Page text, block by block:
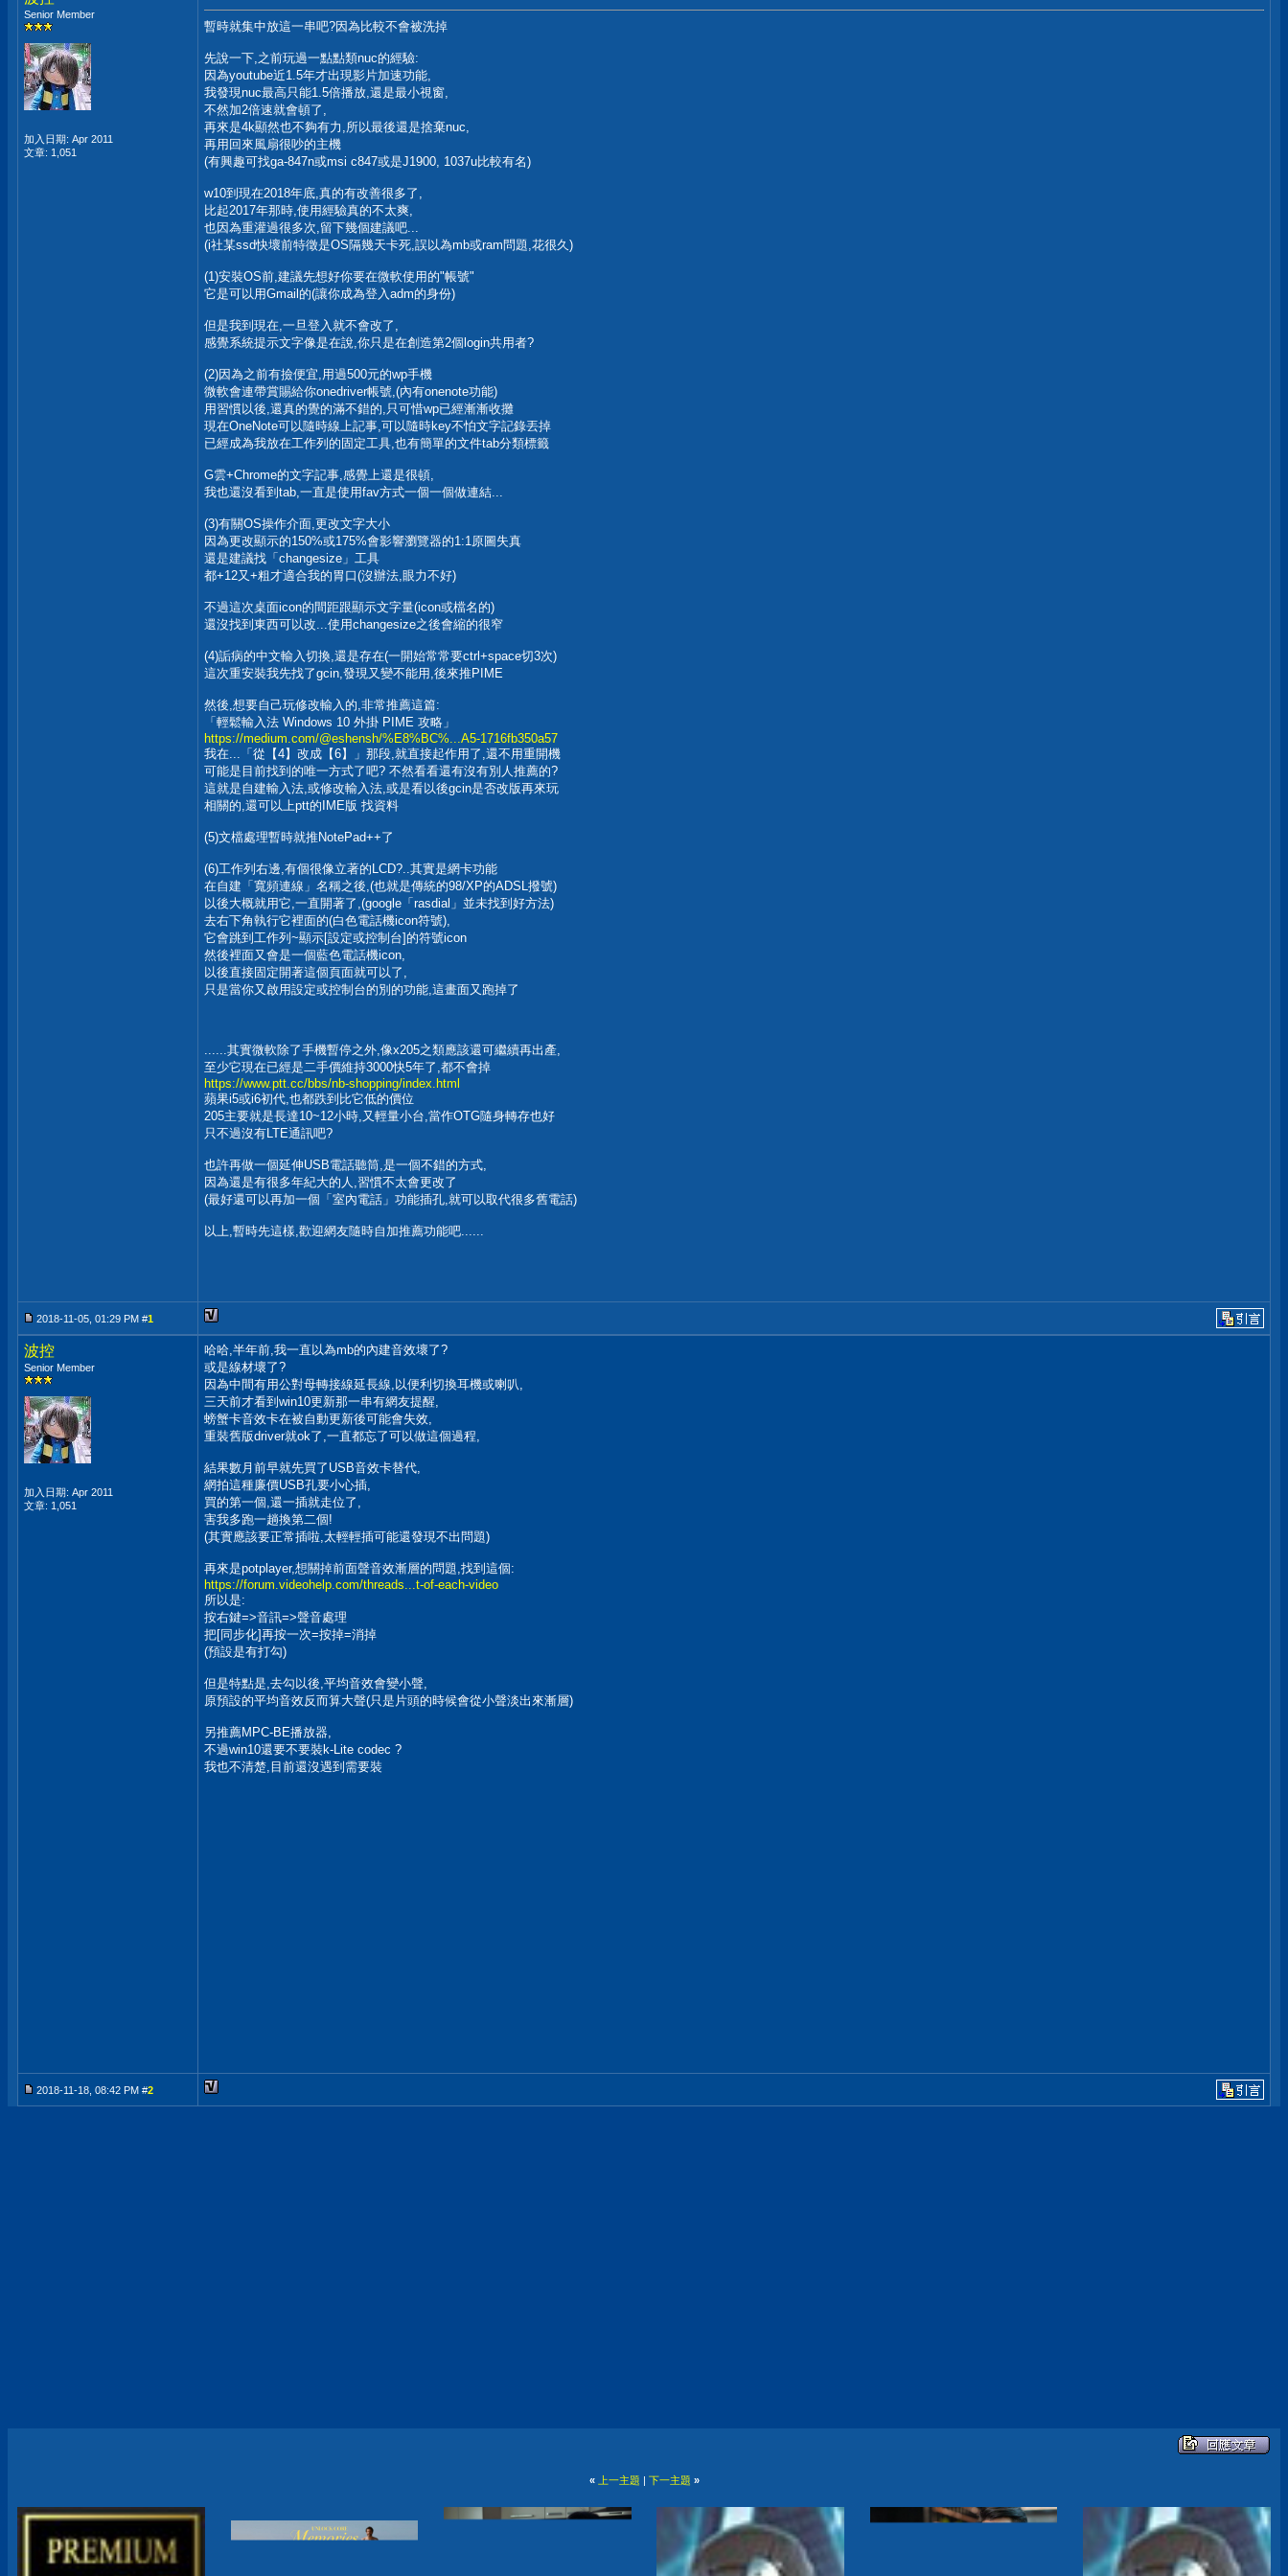
Senior Member
加入日期: Apr 2011
文章: 1,051
暫時就集中放這一串吧?因為比較不會被洗掉
先說一下,之前玩過一點點類nuc的經驗:
因為youtube近1.5年才出現影片加速功能,
我發現nuc最高只能1.5倍播放,還是最小視窗,
不然加2倍速就會頓了,
再來是4k顯然也不夠有力,所以最後還是捨棄nuc,
再用回來風扇很吵的主機
(有興趣可找ga-847n或msi c847或是J1900, 1037u比較有名)
w10到現在2018年底,真的有改善很多了,
比起2017年那時,使用經驗真的不太爽,
也因為重灌過很多次,留下幾個建議吧...
(i社某ssd快壞前特徵是OS隔幾天卡死,誤以為mb或ram問題,花很久)
(1)安裝OS前,建議先想好你要在微軟使用的"帳號"
它是可以用Gmail的(讓你成為登入adm的身份)
但是我到現在,一旦登入就不會改了,
感覺系統提示文字像是在說,你只是在創造第2個login共用者?
(2)因為之前有撿便宜,用過500元的wp手機
微軟會連帶賞賜給你onedriver帳號,(內有onenote功能)
用習慣以後,還真的覺的滿不錯的,只可惜wp已經漸漸收攤
現在OneNote可以隨時線上記事,可以隨時key不怕文字記錄丟掉
已經成為我放在工作列的固定工具,也有簡單的文件tab分類標籤
G雲+Chrome的文字記事,感覺上還是很頓,
我也還沒看到tab,一直是使用fav方式一個一個做連結...
(3)有關OS操作介面,更改文字大小
因為更改顯示的150%或175%會影響瀏覽器的1:1原圖失真
還是建議找「changesize」工具
都+12又+粗才適合我的胃口(沒辦法,眼力不好)
不過這次桌面icon的間距跟顯示文字量(icon或檔名的)
還沒找到東西可以改...使用changesize之後會縮的很窄
(4)詬病的中文輸入切換,還是存在(一開始常常要ctrl+space切3次)
這次重安裝我先找了gcin,發現又變不能用,後來推PIME
然後,想要自己玩修改輸入的,非常推薦這篇:
「輕鬆輸入法 Windows 10 外掛 PIME 攻略」
https://medium.com/@eshensh/%E8%BC%...A5-1716fb350a57
我在...「從【4】改成【6】」那段,就直接起作用了,還不用重開機
可能是目前找到的唯一方式了吧? 不然看看還有沒有別人推薦的?
這就是自建輸入法,或修改輸入法,或是看以後gcin是否改版再來玩
相關的,還可以上ptt的IME版 找資料
(5)文檔處理暫時就推NotePad++了
(6)工作列右邊,有個很像立著的LCD?..其實是網卡功能
在自建「寬頻連線」名稱之後,(也就是傳統的98/XP的ADSL撥號)
以後大概就用它,一直開著了,(google「rasdial」並未找到好方法)
去右下角執行它裡面的(白色電話機icon符號),
它會跳到工作列~顯示[設定或控制台]的符號icon
然後裡面又會是一個藍色電話機icon,
以後直接固定開著這個頁面就可以了,
只是當你又啟用設定或控制台的別的功能,這畫面又跑掉了
......其實微軟除了手機暫停之外,像x205之類應該還可繼續再出產,
至少它現在已經是二手價維持3000快5年了,都不會掉
https://www.ptt.cc/bbs/nb-shopping/index.html
蘋果i5或i6初代,也都跌到比它低的價位
205主要就是長達10~12小時,又輕量小台,當作OTG隨身轉存也好
只不過沒有LTE通訊吧?
也許再做一個延伸USB電話聽筒,是一個不錯的方式,
因為還是有很多年紀大的人,習慣不太會更改了
(最好還可以再加一個「室內電話」功能插孔,就可以取代很多舊電話)
以上,暫時先這樣,歡迎網友隨時自加推薦功能吧......
2018-11-05, 01:29 PM #1
波控
Senior Member
加入日期: Apr 2011
文章: 1,051
哈哈,半年前,我一直以為mb的內建音效壞了?
或是線材壞了?
因為中間有用公對母轉接線延長線,以便利切換耳機或喇叭,
三天前才看到win10更新那一串有網友提醒,
螃蟹卡音效卡在被自動更新後可能會失效,
重裝舊版driver就ok了,一直都忘了可以做這個過程,
結果數月前早就先買了USB音效卡替代,
網拍這種廉價USB孔要小心插,
買的第一個,還一插就走位了,
害我多跑一趟換第二個!
(其實應該要正常插啦,太輕輕插可能還發現不出問題)
再來是potplayer,想關掉前面聲音效漸層的問題,找到這個:
https://forum.videohelp.com/threads...t-of-each-video
所以是:
按右鍵=>音訊=>聲音處理
把[同步化]再按一次=按掉=消掉
(預設是有打勾)
但是特點是,去勾以後,平均音效會變小聲,
原預設的平均音效反而算大聲(只是片頭的時候會從小聲淡出來漸層)
另推薦MPC-BE播放器,
不過win10還要不要裝k-Lite codec ?
我也不清楚,目前還沒遇到需要裝
2018-11-18, 08:42 PM #2
« 上一主題 | 下一主題 »